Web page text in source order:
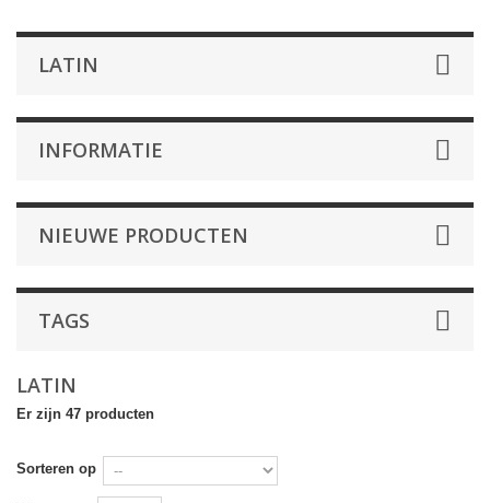
LATIN
INFORMATIE
NIEUWE PRODUCTEN
TAGS
LATIN
Er zijn 47 producten
Sorteren op